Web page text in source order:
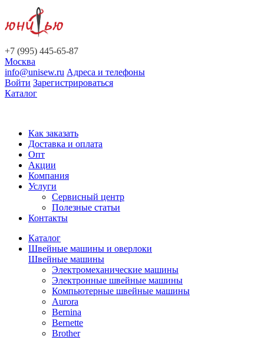
+7 (995) 445-65-87
Москва
info@unisew.ru Адреса и телефоны
Войти Зарегистрироваться
Каталог
Как заказать
Доставка и оплата
Опт
Акции
Компания
Услуги
Сервисный центр
Полезные статьи
Контакты
Каталог
Швейные машины и оверлоки
Швейные машины
Электромеханические машины
Электронные швейные машины
Компьютерные швейные машины
Aurora
Bernina
Bernette
Brother